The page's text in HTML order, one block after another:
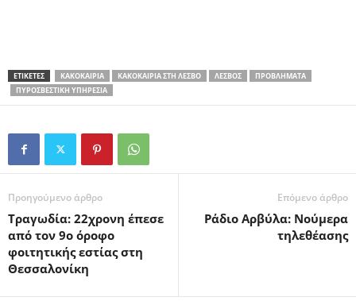
ΕΤΙΚΕΤΕΣ ΚΑΚΟΚΑΙΡΊΑ ΚΑΚΟΚΑΙΡΊΑ ΣΤΗ ΛΈΣΒΟ ΛΈΣΒΟΣ
ΠΡΟΒΛΉΜΑΤΑ
ΠΥΡΟΣΒΕΣΤΙΚΉ ΥΠΗΡΕΣΊΑ
Προηγούμενο άρθρο
Τραγωδία: 22χρονη έπεσε
από τον 9ο όροφο
φοιτητικής εστίας στη
Θεσσαλονίκη
Επόμενο άρθρο
Ράδιο Αρβύλα: Νούμερα
τηλεθέασης